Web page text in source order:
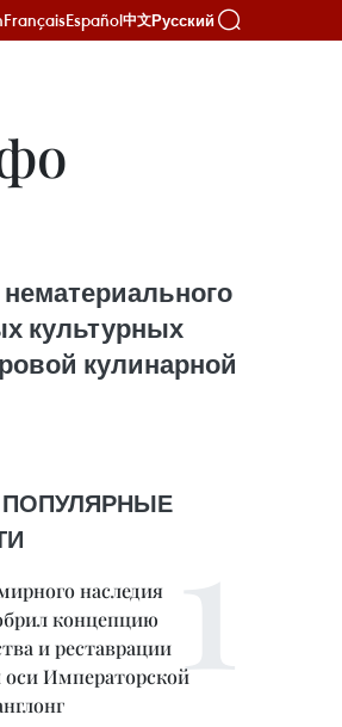
FrançaisEspañol中文Русский
культурных
кулинарной
наследия
концепцию
и реставрации
оси Императорской